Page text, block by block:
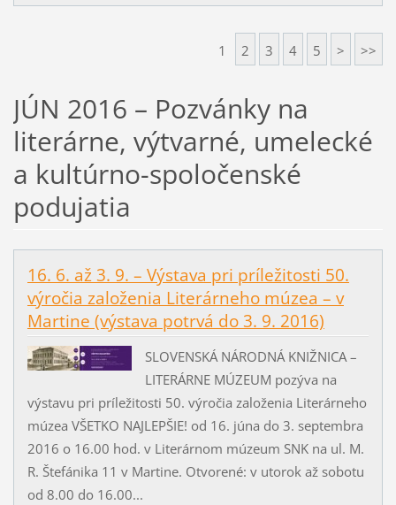
1 2 3 4 5 > >>
JÚN 2016 – Pozvánky na
literárne, výtvarné, umelecké
a kultúrno-spoločenské
podujatia
16. 6. až 3. 9. – Výstava pri príležitosti 50.
výročia založenia Literárneho múzea – v
Martine (výstava potrvá do 3. 9. 2016)
SLOVENSKÁ NÁRODNÁ KNIŽNICA –
LITERÁRNE MÚZEUM pozýva na
výstavu pri príležitosti 50. výročia založenia Literárneho
múzea VŠETKO NAJLEPŠIE! od 16. júna do 3. septembra
2016 o 16.00 hod. v Literárnom múzeum SNK na ul. M.
R. Štefánika 11 v Martine. Otvorené: v utorok až sobotu
od 8.00 do 16.00...